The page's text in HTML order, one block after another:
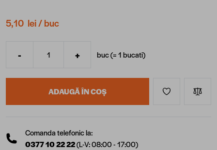
5,10 lei/ buc
Cantitate
- + buc (=1bucati)
ADAUGĂ ÎN COȘ
Comanda telefonic la:
0377 10 22 22(L-V: 08:00 - 17:00)